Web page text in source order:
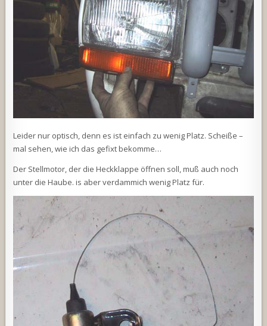
Leider nur optisch, denn es ist einfach zu wenig Platz. Scheiße –
mal sehen, wie ich das gefixt bekomme…
Der Stellmotor, der die Heckklappe öffnen soll, muß auch noch
unter die Haube. is aber verdammich wenig Platz für.